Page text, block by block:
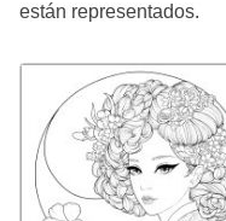
están representados.